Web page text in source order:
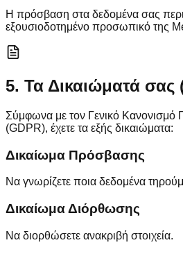
Η πρόσβαση στα δεδομένα σας
εξουσιοδοτημένο προσωπικό της
5. Τα Δικαιώματά σας
Σύμφωνα με τον Γενικό Κανονισμό
(GDPR), έχετε τα εξής δικαιώματα:
Δικαίωμα Πρόσβασης
Να γνωρίζετε ποια δεδομένα
Δικαίωμα Διόρθωσης
Να διορθώσετε ανακριβή στοιχεία.